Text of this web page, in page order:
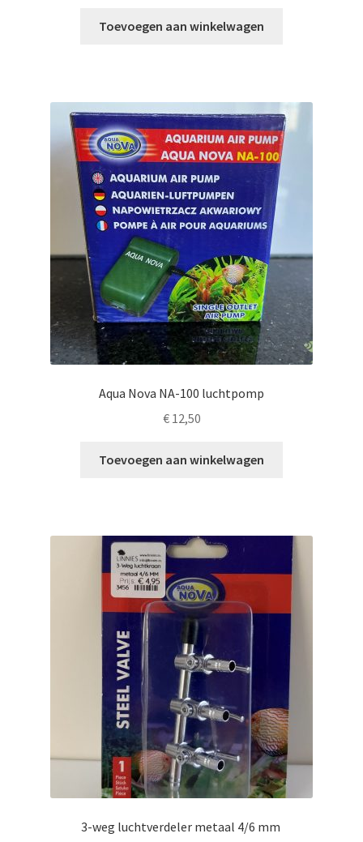
Toevoegen aan winkelwagen
Aqua Nova NA-100 luchtpomp
€12,50
Toevoegen aan winkelwagen
3-weg luchtverdeler metaal 4/6 mm